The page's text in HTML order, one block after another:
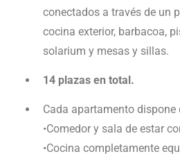
conectados a través de un
cocina exterior, barbacoa,
solarium y mesas y sillas.
14 plazas en total.
Cada apartamento dispone
•Comedor y sala de estar
•Cocina completamente